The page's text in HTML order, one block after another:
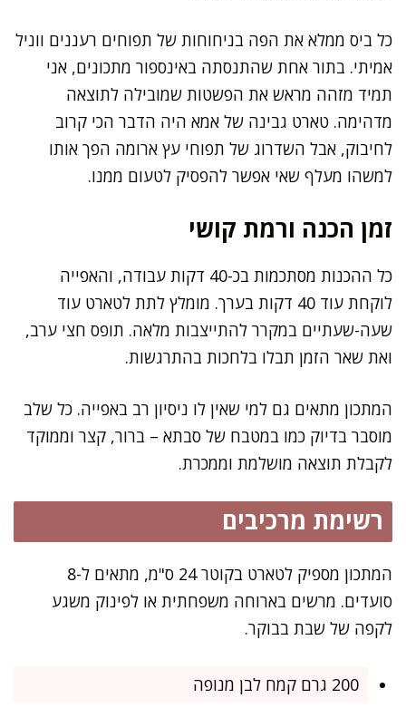
כל ביס ממלא את הפה בניחוחות של תפוחים רעננים ווניל
אמיתי. בתור אחת שהתנסתה באינספור מתכונים, אני
תמיד מזהה מראש את הפשטות שמובילה לתוצאה
מדהימה. טארט גבינה של אמא היה הדבר הכי קרוב
לחיבוק, אבל השדרוג של תפוחי עץ ארומה הפך אותו
למשהו מעלף שאי אפשר להפסיק לטעום ממנו.
זמן הכנה ורמת קושי
כל ההכנות מסתכמות בכ-40 דקות עבודה, והאפייה
לוקחת עוד 40 דקות בערך. מומלץ לתת לטארט עוד
שעה-שעתיים במקרר להתייצבות מלאה. תופס חצי ערב,
ואת שאר הזמן תבלו בלחכות בהתרגשות.
המתכון מתאים גם למי שאין לו ניסיון רב באפייה. כל שלב
מוסבר בדיוק כמו במטבח של סבתא – ברור, קצר וממוקד
לקבלת תוצאה מושלמת וממכרת.
רשימת מרכיבים
המתכון מספיק לטארט בקוטר 24 ס"מ, מתאים ל-8
סועדים. מרשים בארוחה משפחתית או לפינוק משגע
לקפה של שבת בבוקר.
200 גרם קמח לבן מנופה